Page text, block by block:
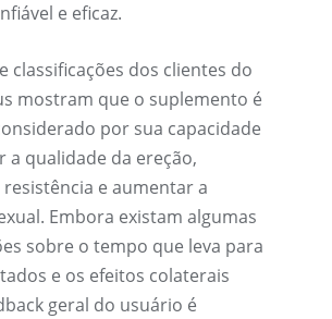
e eficaz.
classificações dos clientes do
mostram que o suplemento é
por sua capacidade
a qualidade da ereção,
e aumentar a
Embora existam algumas
sobre o tempo que leva para
e os efeitos colaterais
geral do usuário é